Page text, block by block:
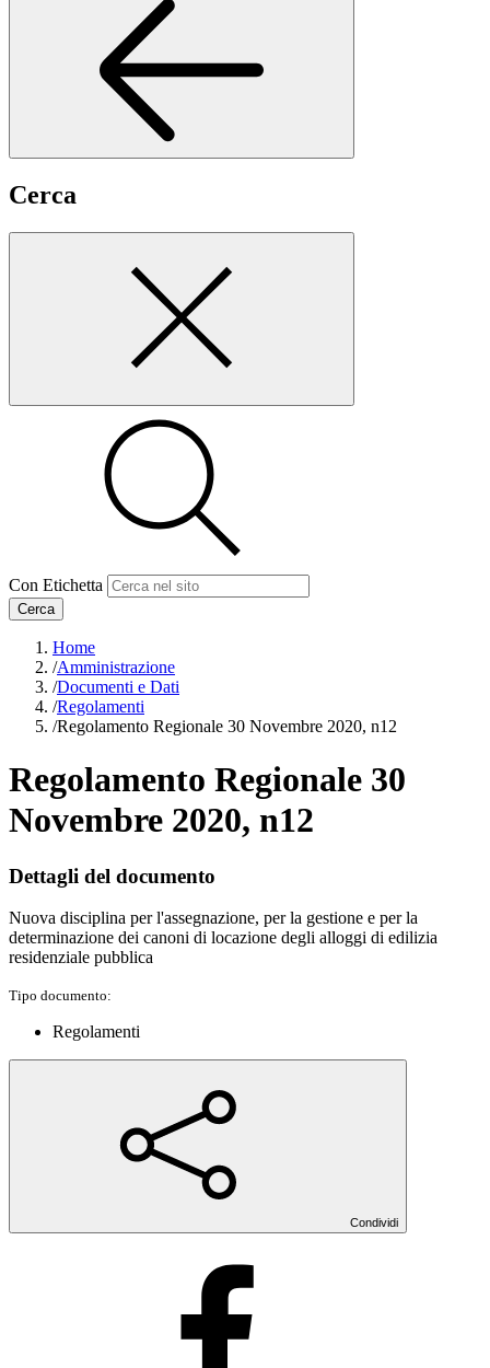
Cerca
Con Etichetta
Cerca
Home
/Amministrazione
/Documenti e Dati
/Regolamenti
/Regolamento Regionale 30 Novembre 2020, n12
Regolamento Regionale 30
Novembre 2020, n12
Dettagli del documento
Nuova disciplina per l'assegnazione, per la gestione e per la
determinazione dei canoni di locazione degli alloggi di edilizia
residenziale pubblica
Tipo documento:
Regolamenti
Condividi